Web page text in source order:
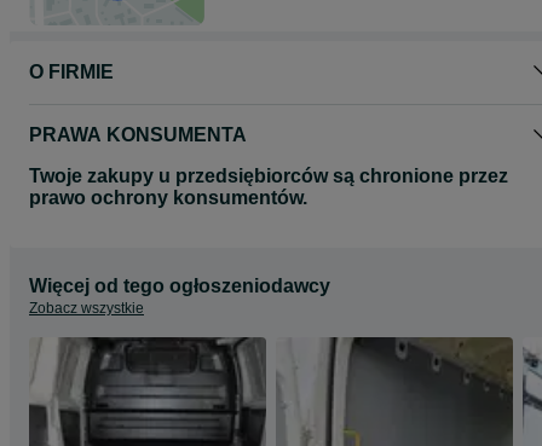
O FIRMIE
PRAWA KONSUMENTA
Twoje zakupy u przedsiębiorców są chronione przez
prawo ochrony konsumentów.
Więcej od tego ogłoszeniodawcy
Zobacz wszystkie